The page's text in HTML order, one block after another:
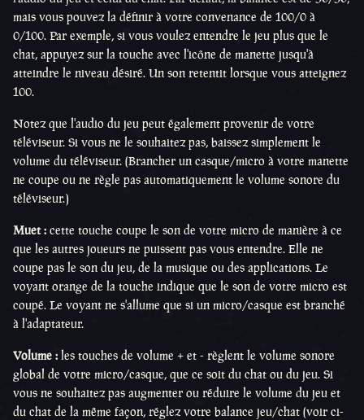
mais vous pouvez la définir à votre convenance de 100/0 à
0/100. Par exemple, si vous voulez entendre le jeu plus que le
chat, appuyez sur la touche avec l'icône de manette jusqu'à
atteindre le niveau désiré. Un son retentit lorsque vous atteignez
100.
Notez que l'audio du jeu peut également provenir de votre
téléviseur. Si vous ne le souhaitez pas, baissez simplement le
volume du téléviseur. (Brancher un casque/micro à votre manette
ne coupe ou ne règle pas automatiquement le volume sonore du
téléviseur.)
Muet : cette touche coupe le son de votre micro de manière à ce
que les autres joueurs ne puissent pas vous entendre. Elle ne
coupe pas le son du jeu, de la musique ou des applications. Le
voyant orange de la touche indique que le son de votre micro est
coupé. Le voyant ne s'allume que si un micro/casque est branché
à l'adaptateur.
Volume : les touches de volume + et - règlent le volume sonore
global de votre micro/casque, que ce soit du chat ou du jeu. Si
vous ne souhaitez pas augmenter ou réduire le volume du jeu et
du chat de la même façon, réglez votre balance jeu/chat (voir ci-